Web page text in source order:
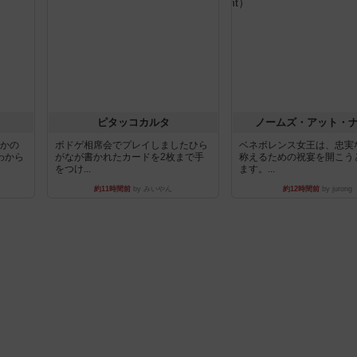
の
から
ピタッコカルタ
ボドゲ相席会でプレイしましたひら
がなが書かれたカードを2枚まで手
をつけ...
約11時間前 by みいやん
ノームズ・アット・
ベネボレンス女王は、忠実
称えるための祝宴を開こう
ます。...
約12時間前by jurong